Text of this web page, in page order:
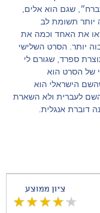
שגם הוא אלים,
יותר תשומת לב
את האחד וכמה את
יותר. הסרט השלישי
ספרד, שגורם לי
של הסרט הוא
הישראלי הוא
לעברית ולא השארת
דוברת אנגלית.
ציון ממוצע